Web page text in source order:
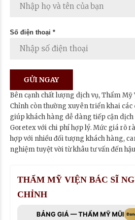
Số điện thoại *
Bên cạnh chất lượng dịch vụ, Thẩm Mỹ
Chỉnh còn thường xuyên triển khai
giúp khách hàng dễ dàng tiếp cận
Goretex với chi phí hợp lý. Mức giá rõ
hợp với nhiều đối tượng khách hàng,
nghiệm tuyệt vời từ khâu tư vấn đến
THẨM MỸ VIỆN BÁC SĨ
CHỈNH
BẢNG GIÁ — THẨM MỸ MŨI